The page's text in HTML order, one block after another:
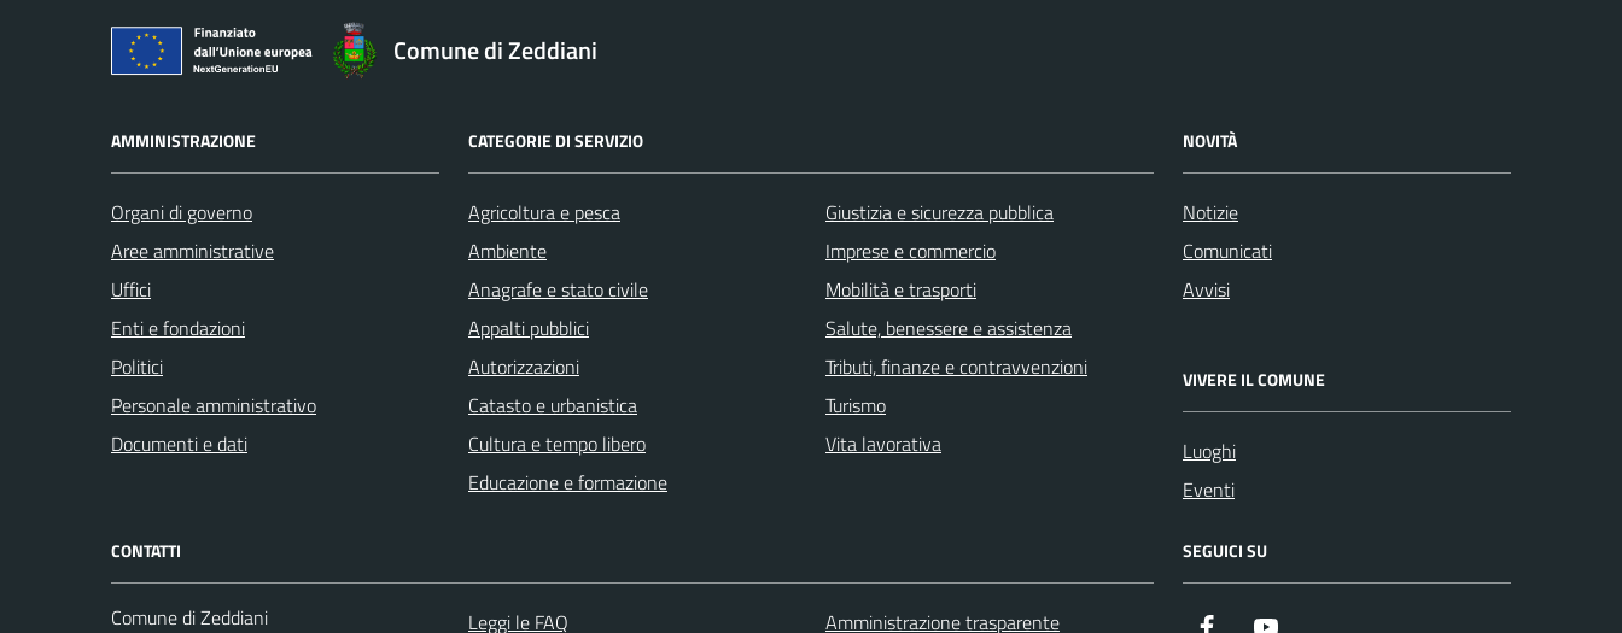
Comune di Zeddiani
AMMINISTRAZIONE
Organi di governo
Aree amministrative
Uffici
Enti e fondazioni
Politici
Personale amministrativo
Documenti e dati
CATEGORIE DI SERVIZIO
Agricoltura e pesca
Ambiente
Anagrafe e stato civile
Appalti pubblici
Autorizzazioni
Catasto e urbanistica
Cultura e tempo libero
Educazione e formazione
Giustizia e sicurezza pubblica
Imprese e commercio
Mobilità e trasporti
Salute, benessere e assistenza
Tributi, finanze e contravvenzioni
Turismo
Vita lavorativa
NOVITÀ
Notizie
Comunicati
Avvisi
VIVERE IL COMUNE
Luoghi
Eventi
CONTATTI
Comune di Zeddiani
Leggi le FAQ Amministrazione trasparente
SEGUICI SU
Facebook